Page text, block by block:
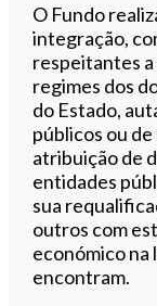
O Fundo
integração,
respeitantes
regimes dos
do Estado,
públicos ou
atribuição de
entidades
sua
outros com
económico na
encontram.